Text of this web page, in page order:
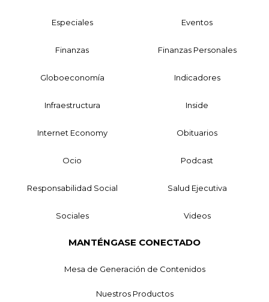
Especiales Eventos
Finanzas Finanzas Personales
Globoeconomía Indicadores
Infraestructura Inside
Internet Economy Obituarios
Ocio Podcast
Responsabilidad Social Salud Ejecutiva
Sociales Videos
MANTÉNGASE CONECTADO
Mesa de Generación de Contenidos
Nuestros Productos